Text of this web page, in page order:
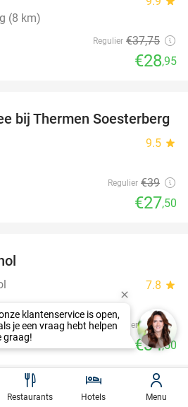
(8 km)
Regulier €37,75
€28,95
29%
bij Thermen Soesterberg
9.5 star
Regulier €39
€27,50
7.8 star
Regulier €54
€34,50
favorite_border
met patat + drankje
Restaurants Hotels Menu